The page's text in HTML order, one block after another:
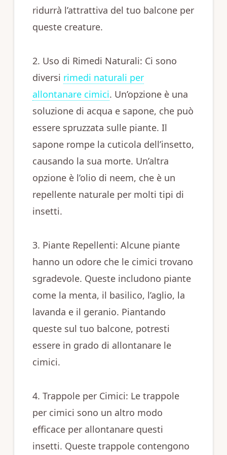
ridurrà l’attrattiva del tuo balcone per
queste creature.
2. Uso di Rimedi Naturali: Ci sono
diversi rimedi naturali per
allontanare cimici. Un’opzione è una
soluzione di acqua e sapone, che può
essere spruzzata sulle piante. Il
sapone rompe la cuticola dell’insetto,
causando la sua morte. Un’altra
opzione è l’olio di neem, che è un
repellente naturale per molti tipi di
insetti.
3. Piante Repellenti: Alcune piante
hanno un odore che le cimici trovano
sgradevole. Queste includono piante
come la menta, il basilico, l’aglio, la
lavanda e il geranio. Piantando
queste sul tuo balcone, potresti
essere in grado di allontanare le
cimici.
4. Trappole per Cimici: Le trappole
per cimici sono un altro modo
efficace per allontanare questi
insetti. Queste trappole contengono